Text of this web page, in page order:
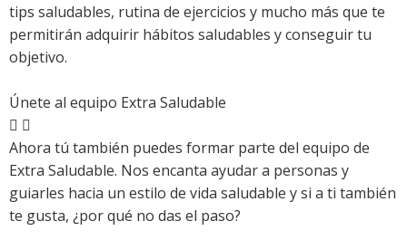
tips saludables, rutina de ejercicios y mucho más que te
permitirán adquirir hábitos saludables y conseguir tu
objetivo.
Únete al equipo Extra Saludable
Ahora tú también puedes formar parte del equipo de
Extra Saludable. Nos encanta ayudar a personas y
guiarles hacia un estilo de vida saludable y si a ti también
te gusta, ¿por qué no das el paso?